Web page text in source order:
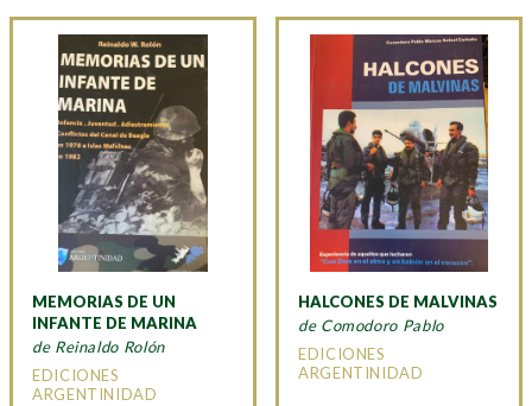
MEMORIAS DE UN
INFANTE DE MARINA
de Reinaldo Rolón
EDICIONES
ARGENTINIDAD
HALCONES DE MALVINAS
de Comodoro Pablo
EDICIONES
ARGENTINIDAD